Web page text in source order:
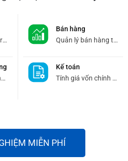
Phần mềm quản trị doanh nghiệp.
Tính năng suất nhân viên.
Bán hàng
Quản lý bán hàng trực quan.
Kế toán
Tính giá vốn chính xác.
MIỄN PHÍ